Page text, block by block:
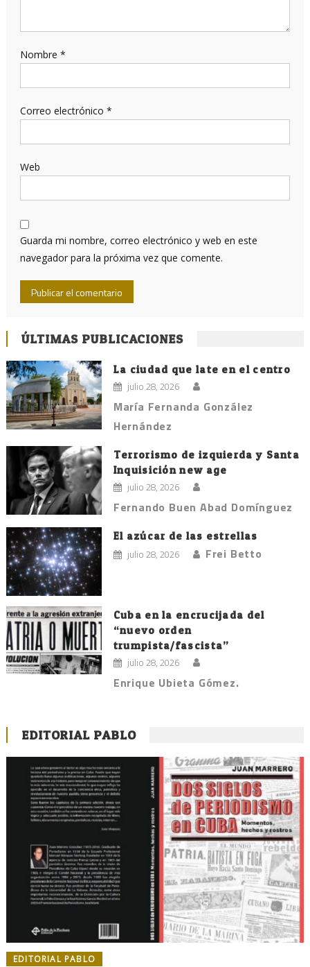
Nombre *
Correo electrónico *
Web
Guarda mi nombre, correo electrónico y web en este
navegador para la próxima vez que comente.
ÚLTIMAS PUBLICACIONES
La ciudad que late en el centro
julio 28, 2026
María Fernanda González
Hernández
Terrorismo de izquierda y Santa
Inquisición new age
julio 28, 2026
Fernando Buen Abad Domínguez
El azúcar de las estrellas
julio 28, 2026 Frei Betto
Cuba en la encrucijada del
“nuevo orden
trumpista/fascista”
julio 28, 2026
Enrique Ubieta Gómez.
EDITORIAL PABLO
EDITORIAL PABLO